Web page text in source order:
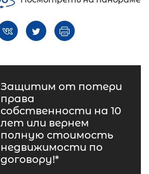
Защитим от потери
права
собственности на 10
лет или вернем
полную стоимость
недвижимости по
договору!*